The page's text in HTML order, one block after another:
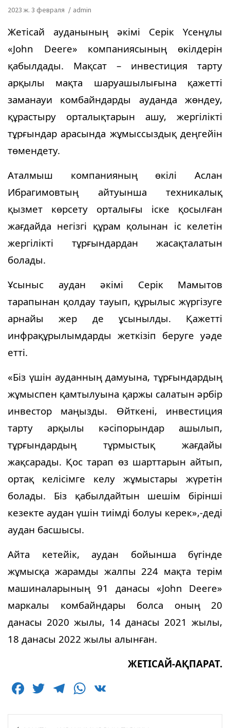
2023 ж. 3 февраля admin
Жетісай ауданының әкімі Серік Үсенұлы
«John Deere» компаниясының өкілдерін
қабылдады. Мақсат – инвестиция тарту
арқылы мақта шаруашылығына қажетті
заманауи комбайндарды ауданда жөндеу,
құрастыру орталықтарын ашу, жергілікті
тұрғындар арасында жұмыссыздық деңгейін
төмендету.
Аталмыш компанияның өкілі Аслан
Ибрагимовтың айтуынша техникалық
қызмет көрсету орталығы іске қосылған
жағдайда негізгі құрам қолынан іс келетін
жергілікті тұрғындардан жасақталатын
болады.
Ұсыныс аудан әкімі Серік Мамытов
тарапынан қолдау тауып, құрылыс жүргізуге
арнайы жер де ұсынылды. Қажетті
инфрақұрылымдарды жеткізіп беруге уәде
етті.
«Біз үшін ауданның дамуына, тұрғындардың
жұмыспен қамтылуына қаржы салатын әрбір
инвестор маңызды. Өйткені, инвестиция
тарту арқылы кәсіпорындар ашылып,
тұрғындардың тұрмыстық жағдайы
жақсарады. Қос тарап өз шарттарын айтып,
ортақ келісімге келу жұмыстары жүретін
болады. Біз қабылдайтын шешім бірінші
кезекте аудан үшін тиімді болуы керек»,-деді
аудан басшысы.
Айта кетейік, аудан бойынша бүгінде
жұмысқа жарамды жалпы 224 мақта терім
машиналарының 91 данасы «John Deere»
маркалы комбайндары болса оның 20
данасы 2020 жылы, 14 данасы 2021 жылы,
18 данасы 2022 жылы алынған.
ЖЕТІСАЙ-АҚПАРАТ.
F
c
T
itt
T
e
W
at